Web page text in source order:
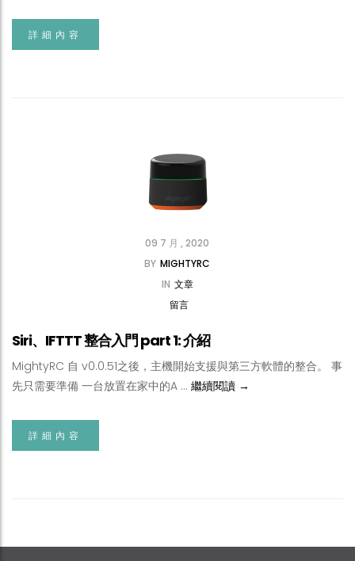
詳細內容
09 7 月 , 2020
BY MIGHTYRC
IN 文章
留言
Siri、IFTTT 整合入門 part 1: 介紹
MightyRC 自 v0.0.51之後，主機開始支援與第三方軟體的整合。 事
先只需要準備 一台放置在家中的A … 繼續閱讀 Siri、IFTTT 整合入門
→
詳細內容